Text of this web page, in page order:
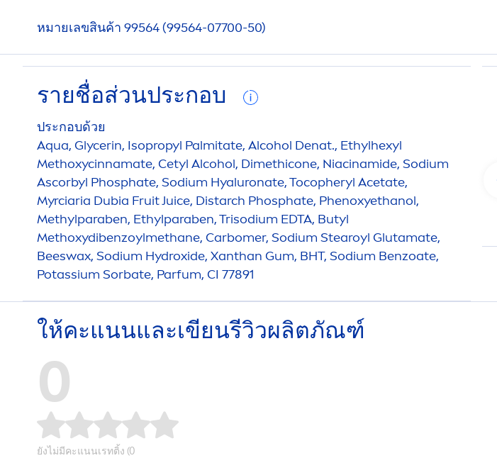
หมายเลขสินค้า 99564 (99564-07700-50)
รายชื่อส่วนประกอบ
ประกอบด้วย
Aqua, Glycerin, Isopropyl Palmitate, Alcohol Denat., Ethylhexyl
Methoxycinnamate, Cetyl Alcohol, Dimethicone, Niacinamide, Sodium
Ascorbyl Phosphate, Sodium Hyaluronate, Tocopheryl Acetate,
Myrciaria Dubia Fruit Juice, Distarch Phosphate, Phenoxyethanol,
Methylparaben, Ethylparaben, Trisodium EDTA, Butyl
Methoxydibenzoylmethane, Carbomer, Sodium Stearoyl Glutamate,
Beeswax, Sodium Hydroxide, Xanthan Gum, BHT, Sodium Benzoate,
Potassium Sorbate, Parfum, CI 77891
ให้คะแนนและเขียนรีวิวผลิตภัณฑ์
0
ยังไม่มีคะแนนเรทติ้ง (0